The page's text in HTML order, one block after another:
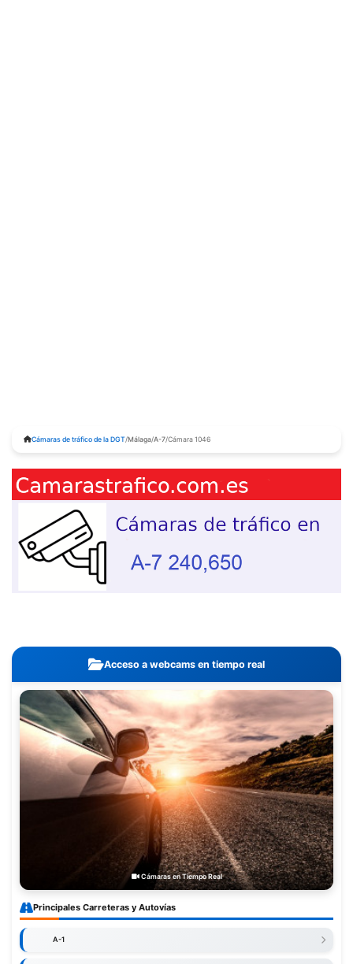
Cámaras de tráfico de la DGT/Málaga/A-7/Cámara 1046
Acceso a webcams en tiempo real
Cámaras en Tiempo Real
Principales Carreteras y Autovías
A-1